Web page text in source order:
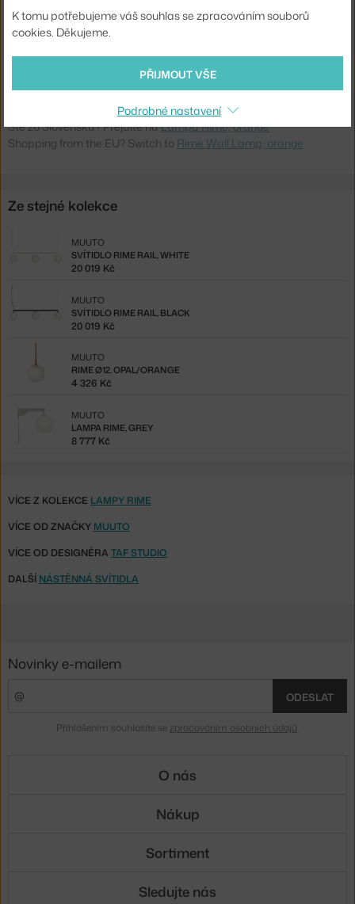
Zdroj součástí:
ano, vestavěný
Max Watt (LED):
3 W
EAN
5713295146456
Ste zo Slovenska? Prejdite naLampa Rime, orange
Shopping from the EU? Switch to Rime Wall Lamp, orange
Ze stejné kolekce
SVÍTIDLO RIME RAIL, WHITE
MUUTO
20 019 Kč
SVÍTIDLO RIME RAIL, BLACK
MUUTO
20 019 Kč
RIME Ø12, OPAL/ORANGE
MUUTO
4 326 Kč
LAMPA RIME, GREY
MUUTO
8 777 Kč
VÍCE Z KOLEKCE LAMPY RIME
VÍCE OD ZNAČKY MUUTO
VÍCE OD DESIGNÉRA TAF STUDIO
DALŠÍ NÁSTĚNNÁ SVÍTIDLA
K tomu potřebujeme váš souhlas se zpracováním souborů
cookies. Děkujeme.
PŘIJMOUT VŠE
Podrobné nastavení
Novinky e-mailem
ODESLAT
Přihlášením souhlasíte se zpracováním osobních údajů
O nás
Nákup
Sortiment
Sledujte nás